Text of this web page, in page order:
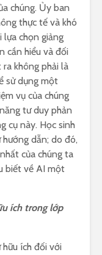
chúng. Ủy ban
thực tế và khó
lựa chọn giảng
cần hiểu và đối
không phải là
sử dụng một
vụ của chúng
tư duy phản
cụ này. Học sinh
dẫn; do đó,
của chúng ta
biết về AI một
ích trong lớp
ích đối với